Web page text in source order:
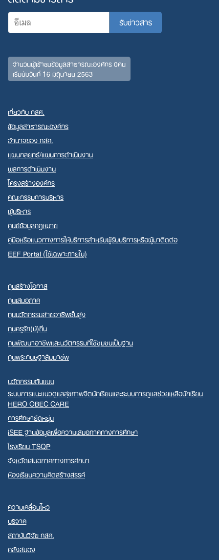
จำนวนผู้เข้าชมข้อมูลสาธารณะองค์กร 0คน
เริ่มนับวันที่ 16 มิถุนายน 2563
เกี่ยวกับ กสศ.
ข้อมูลสาธารณะองค์กร
อำนาจของ กสศ.
แผนกลยุทธ์/แผนการดำเนินงาน
ผลการดำเนินงาน
โครงสร้างองค์กร
คณะกรรมการบริหาร
ผู้บริหาร
ศูนย์ข้อมูลกฎหมาย
คู่มือหรือแนวทางการให้บริการสำหรับผู้รับบริการหรือผู้มาติดต่อ
EEF Portal (ใช้เฉพาะภายใน)
ทุนสร้างโอกาส
ทุนเสมอภาค
ทุนนวัตกรรมสายอาชีพชั้นสูง
ทุนครูรัก(ษ์)ถิ่น
ทุนพัฒนาอาชีพและนวัตกรรมที่ใช้ชุมชนเป็นฐาน
ทุนพระกนิษฐาสัมมาชีพ
นวัตกรรมต้นแบบ
ระบบการแนะแนวดูแลสุขภาพจิตนักเรียนและระบบการดูแลช่วยเหลือนักเรียน
HERO OBEC CARE
การศึกษายืดหยุ่น
iSEE ฐานข้อมูลเพื่อความเสมอภาคทางการศึกษา
โรงเรียน TSQP
จังหวัดเสมอภาคทางการศึกษา
ห้องเรียนความคิดสร้างสรรค์
ความเคลื่อนไหว
บริจาค
สถาบันวิจัย กสศ.
คลังสมอง